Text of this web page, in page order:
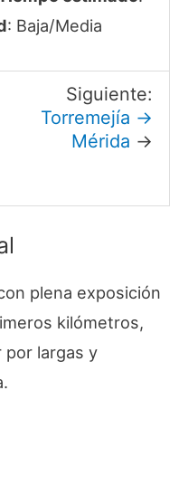
: Baja/Media
Siguiente:
Torremejía →
Mérida →
plena exposición
kilómetros,
por largas y